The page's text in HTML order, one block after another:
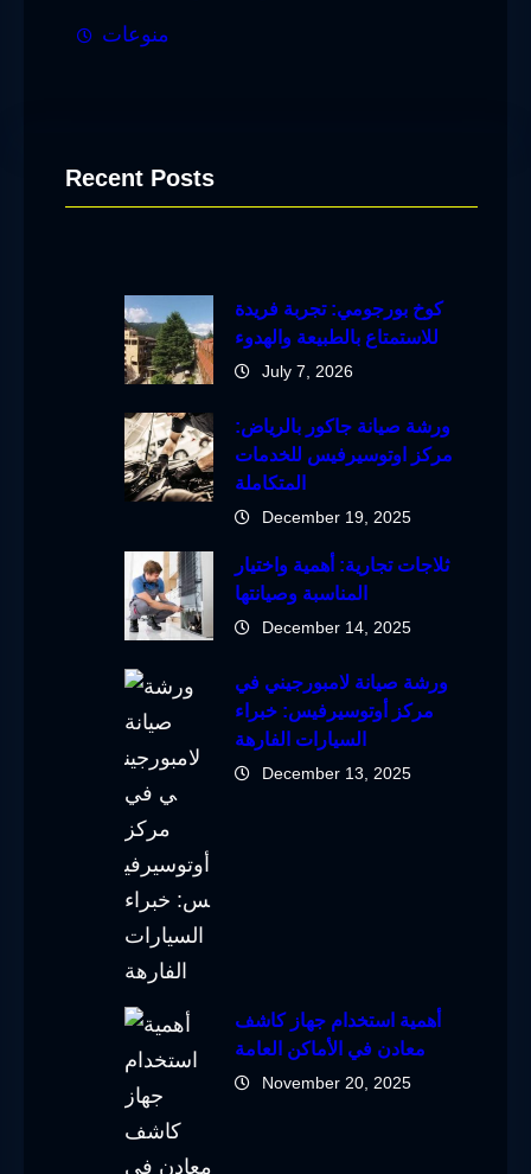
منوعات
Recent Posts
كوخ بورجومي: تجربة فريدة
للاستمتاع بالطبيعة والهدوء
July 7, 2026
ورشة صيانة جاكور بالرياض:
مركز اوتوسيرفيس للخدمات
المتكاملة
December 19, 2025
ثلاجات تجارية: أهمية واختيار
المناسبة وصيانتها
December 14, 2025
ورشة صيانة لامبورجيني في
مركز أوتوسيرفيس: خبراء
السيارات الفارهة
December 13, 2025
أهمية استخدام جهاز كاشف
معادن في الأماكن العامة
November 20, 2025